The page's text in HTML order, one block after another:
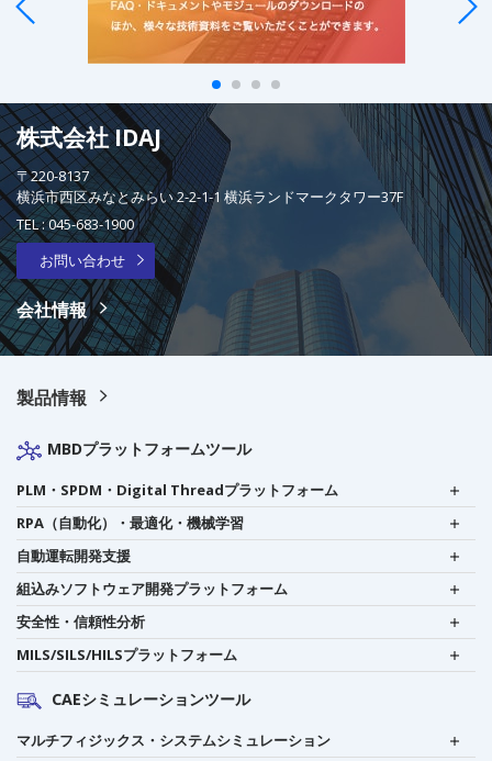
株式会社 IDAJ
〒220-8137
横浜市西区みなとみらい 2-2-1-1 横浜ランドマークタワー37F
TEL :045-683-1900
お問い合わせ
会社情報
製品情報
MBDプラットフォームツール
PLM・SPDM・Digital Threadプラットフォーム
RPA（自動化）・最適化・機械学習
自動運転開発支援
組込みソフトウェア開発プラットフォーム
安全性・信頼性分析
MILS/SILS/HILSプラットフォーム
CAEシミュレーションツール
マルチフィジックス・システムシミュレーション